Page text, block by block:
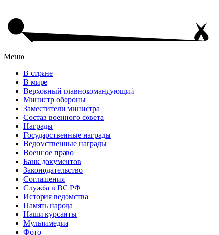
Меню
В стране
В мире
Верховный главнокомандующий
Министр обороны
Заместители министра
Состав военного совета
Награды
Государственные награды
Ведомственные награды
Военное право
Банк документов
Законодательство
Соглашения
Служба в ВС РФ
История ведомства
Память народа
Наши курсанты
Мультимедиа
Фото